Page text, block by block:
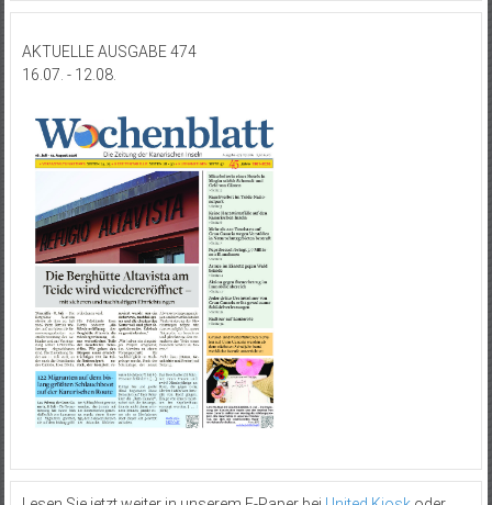
AKTUELLE AUSGABE 474
16.07. - 12.08.